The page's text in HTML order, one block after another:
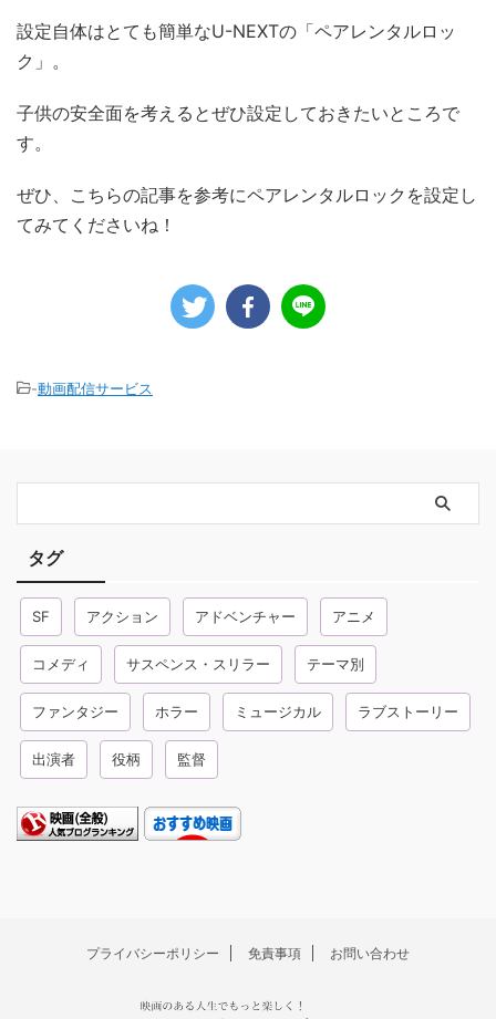
設定自体はとても簡単なU-NEXTの「ペアレンタルロッ
ク」。
子供の安全面を考えるとぜひ設定しておきたいところで
す。
ぜひ、こちらの記事を参考にペアレンタルロックを設定し
てみてくださいね！
-動画配信サービス
タグ
SF アクション アドベンチャー アニメ
コメディ サスペンス・スリラー テーマ別
ファンタジー ホラー ミュージカル ラブストーリー
出演者 役柄 監督
プライバシーポリシー 免責事項 お問い合わせ